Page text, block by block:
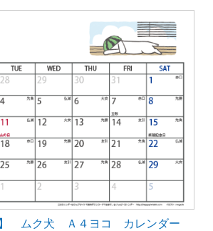
】 ムク犬 Ａ４ヨコ カレンダー